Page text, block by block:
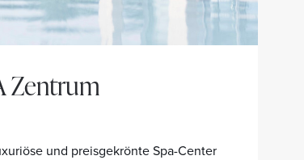
Zentrum
und preisgekrönte Spa-Center